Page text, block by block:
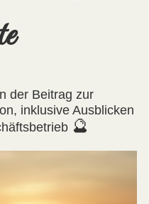
der Beitrag zur
inklusive Ausblicken
🔮